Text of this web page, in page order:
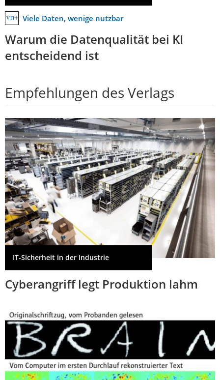
Viele Daten, wenige nutzbar
Warum die Datenqualität bei KI
entscheidend ist
Empfehlungen des Verlags
IT-Sicherheit in der Industrie
Cyberangriff legt Produktion lahm